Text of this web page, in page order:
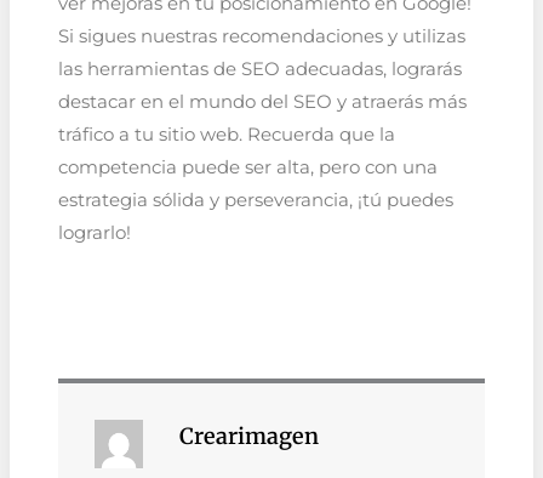
Si sigues nuestras recomendaciones y utilizas
las herramientas de SEO adecuadas, lograrás
destacar en el mundo del SEO y atraerás más
tráfico a tu sitio web. Recuerda que la
competencia puede ser alta, pero con una
estrategia sólida y perseverancia, ¡tú puedes
lograrlo!
Crearimagen